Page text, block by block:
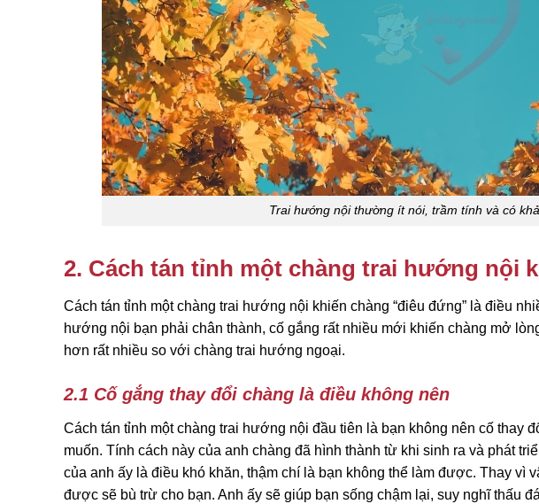
Trai hướng nội thường ít nói, trầm tính và có
2. Cách tán tỉnh một chàng trai hướng nội
Cách tán tỉnh một chàng trai hướng nội khiến chàng “điêu đứng” là điều
hướng nội bạn phải chân thành, cố gắng rất nhiều mới khiến chàng mở
hơn rất nhiều so với chàng trai hướng ngoại.
2.1 Cố gắng thay đổi chàng là điều không nên
Cách tán tỉnh một chàng trai hướng nội đầu tiên là bạn không nên cố thay
muốn. Tính cách này của anh chàng đã hình thành từ khi sinh ra và phát
của anh ấy là điều khó khăn, thậm chí là bạn không thể làm được. Thay vì
được sẽ bù trừ cho bạn. Anh ấy sẽ giúp bạn sống chậm lại, suy nghĩ thấu